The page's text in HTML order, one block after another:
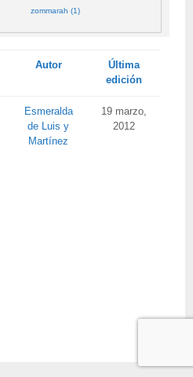
zommarah (1)
Autor
Última
edición
Esmeralda
de Luis y
Martínez
19 marzo,
2012